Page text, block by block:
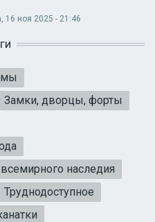
, 16 ноя 2025 - 21:46
Замки, дворцы, форты
наследия
Труднодоступное